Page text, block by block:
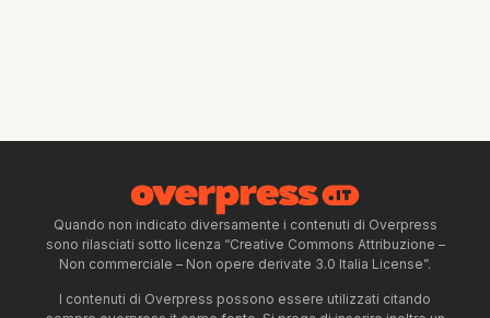
Quando non indicato diversamente i contenuti di Overpress
sono rilasciati sotto licenza “Creative Commons Attribuzione –
Non commerciale – Non opere derivate 3.0 Italia License”.
I contenuti di Overpress possono essere utilizzati citando